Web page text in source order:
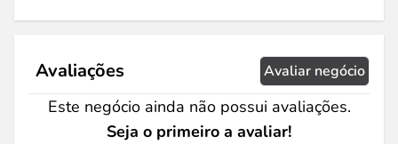
Avaliações Avaliar negócio
Este negócio ainda não possui avaliações.
Seja o primeiro a avaliar!